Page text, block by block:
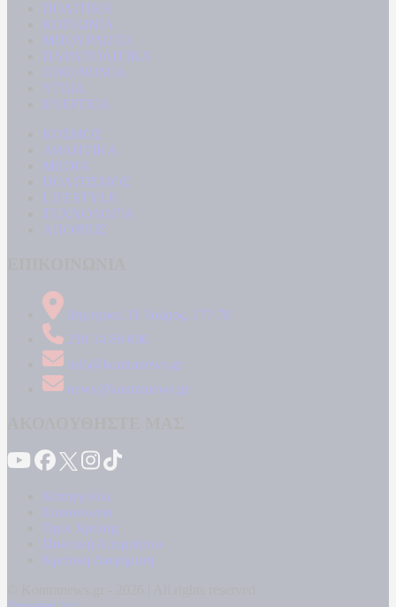
ΠΟΛΙΤΙΚΗ
ΚΟΙΝΩΝΙΑ
ΜΠΟΥΡΛΟΤΟ
ΠΑΡΑΠΟΛΙΤΙΚΑ
ΟΙΚΟΝΟΜΙΑ
ΥΓΕΙΑ
ΕΝΕΡΓΕΙΑ
ΚΟΣΜΟΣ
ΑΘΛΗΤΙΚΑ
MEDIA
ΠΟΛΙΤΙΣΜΟΣ
LIFESTYLE
ΤΕΧΝΟΛΟΓΙΑ
ΑΠΟΨΕΙΣ
Δήμητρος 31 Ταύρος, 177 78
210 34 89 000
info@kontranews.gr
news@kontranews.gr
Καταγγελίες
Επικοινωνία
Όροι Χρήσης
Πολιτική Απορρήτου
Κρατική Διαφήμιση